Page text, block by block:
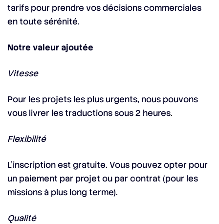
tarifs pour prendre vos décisions commerciales
en toute sérénité.
Notre valeur ajoutée
Vitesse
Pour les projets les plus urgents, nous pouvons
vous livrer les traductions sous 2 heures.
Flexibilité
L’inscription est gratuite. Vous pouvez opter pour
un paiement par projet ou par contrat (pour les
missions à plus long terme).
Qualité